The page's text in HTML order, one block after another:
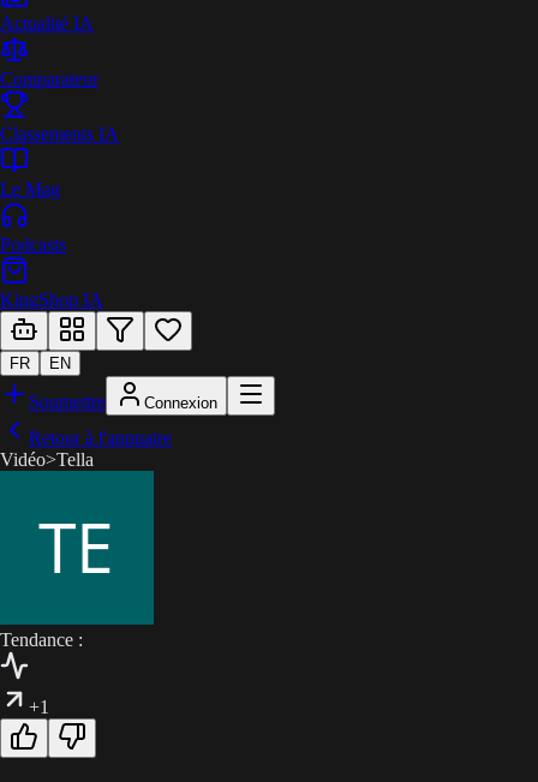
Actualité IA
Comparateur
Classements IA
Le Mag
Podcasts
KingShop IA
FR EN
Soumettre Connexion
Retour à l'annuaire
Vidéo>Tella
Tendance :
+1